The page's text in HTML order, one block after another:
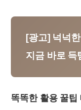
[광고] 넉넉
지금 바로
똑똑한 활용 꿀팁